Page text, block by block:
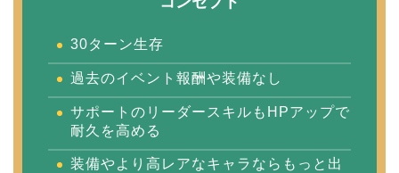
30ターン生存
過去のイベント報酬や装備なし
サポートのリーダースキルもHPアップで
耐久を高める
装備やより高レアなキャラならもっと出